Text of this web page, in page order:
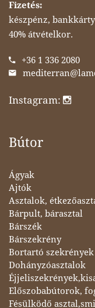
Fizetés:
készpénz,
40% átvételkor.
+36 1 336 2080
Instagram:
Bútor
Ágyak
Ajtók
Asztalok,
Bárpult, bárasztal
Bárszék
Bárszekrény
Bortartó szekrények
Dohányzóasztalok
Előszobabútorok,
Fésülködő